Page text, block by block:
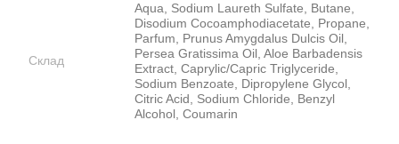
Склад
Aqua, Sodium Laureth Sulfate, Butane,
Disodium Cocoamphodiacetate, Propane,
Parfum, Prunus Amygdalus Dulcis Oil,
Persea Gratissima Oil, Aloe Barbadensis
Extract, Caprylic/Capric Triglyceride,
Sodium Benzoate, Dipropylene Glycol,
Citric Acid, Sodium Chloride, Benzyl
Alcohol, Coumarin